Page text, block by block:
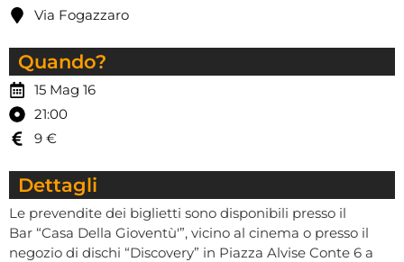
Via Fogazzaro
Quando?
15 Mag 16
21:00
9 €
Dettagli
Le prevendite dei biglietti sono disponibili presso il
Bar “Casa Della Gioventù'”, vicino al cinema o presso il
negozio di dischi “Discovery” in Piazza Alvise Conte 6 a